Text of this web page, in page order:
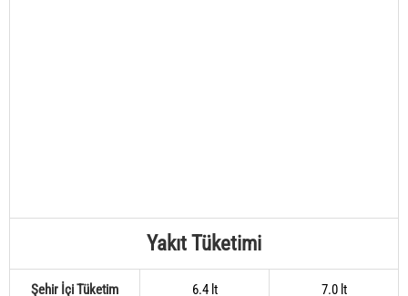
Yakıt Tüketimi
Şehir İçi Tüketim 6.4 lt 7.0 lt